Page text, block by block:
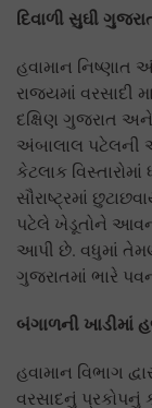
દિવાળી સુઘી
હવામાન નિષ્ણાત
રાજ્યમાં વરસાદી
દક્ષિણ ગુજરાત અને
અંબાલાલ પટેલની
કેટલાક
સૌરાષ્ટ્રમાં
પટેલે ખેડૂતોને
આપી છે. વધુમાં
ગુજરાતમાં ભારે
બંગાળની ખાડીમાં
હવામાન વિભાગ
વરસાદનું